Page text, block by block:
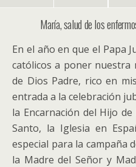
María, salud de los
En el año en que el Papa
católicos a poner
de Dios Padre, rico en
entrada a la celebración
la Encarnación del Hijo
Santo, la Iglesia en
especial para la campaña
la Madre del Señor y